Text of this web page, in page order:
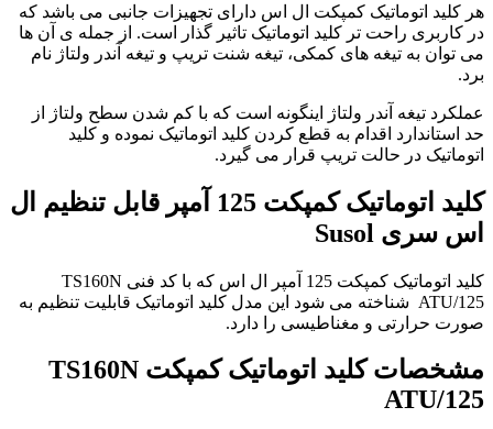
هر کلید اتوماتیک کمپکت ال اس دارای تجهیزات جانبی می باشد که
در کاربری راحت تر کلید اتوماتیک تاثیر گذار است. از جمله ی آن ها
می توان به تیغه های کمکی، تیغه شنت تریپ و تیغه آندر ولتاژ نام
برد.
عملکرد تیغه آندر ولتاژ اینگونه است که با کم شدن سطح ولتاژ از
حد استاندارد اقدام به قطع کردن کلید اتوماتیک نموده و کلید
اتوماتیک در حالت تریپ قرار می گیرد.
کلید اتوماتیک کمپکت 125 آمپر قابل تنظیم ال
اس سری Susol
کلید اتوماتیک کمپکت 125 آمپر ال اس که با کد فنی TS160N
ATU/125 شناخته می شود این مدل کلید اتوماتیک قابلیت تنظیم به
صورت حرارتی و مغناطیسی را دارد.
مشخصات کلید اتوماتیک کمپکت TS160N
ATU/125